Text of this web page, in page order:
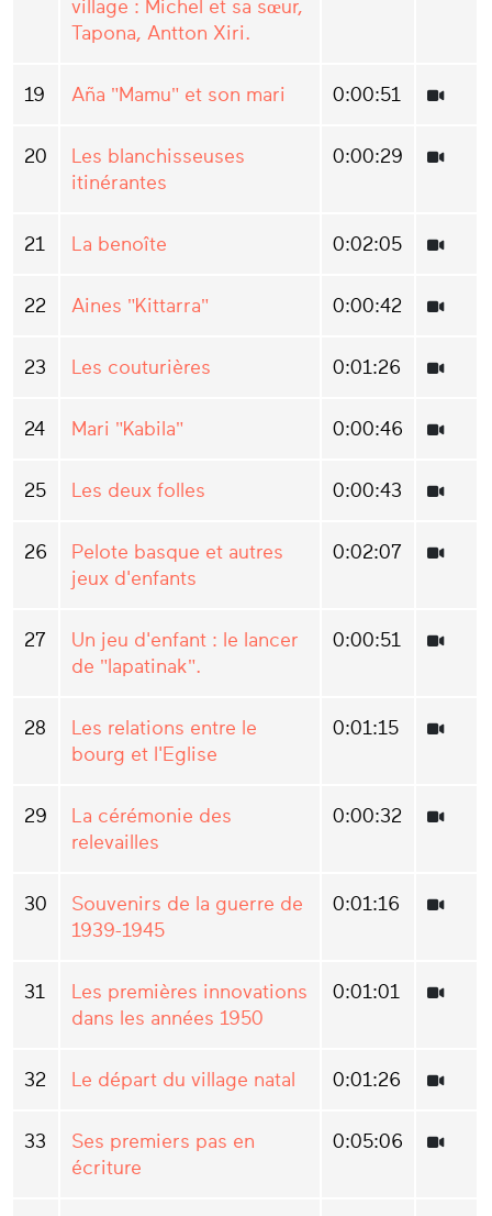
village : Michel et sa sœur,
Tapona, Antton Xiri.
19 Aña "Mamu" et son mari 0:00:51
20
Les blanchisseuses
itinérantes
0:00:29
21 La benoîte 0:02:05
22 Aines "Kittarra" 0:00:42
23 Les couturières 0:01:26
24 Mari "Kabila" 0:00:46
25 Les deux folles 0:00:43
26
Pelote basque et autres
jeux d'enfants
0:02:07
27
Un jeu d'enfant : le lancer
de "lapatinak".
0:00:51
28
Les relations entre le
bourg et l'Eglise
0:01:15
29
La cérémonie des
relevailles
0:00:32
30
Souvenirs de la guerre de
1939-1945
0:01:16
31
Les premières innovations
dans les années 1950
0:01:01
32 Le départ du village natal 0:01:26
33
Ses premiers pas en
écriture
0:05:06